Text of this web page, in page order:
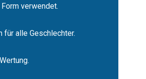
verwendet.
für alle Geschlechter.